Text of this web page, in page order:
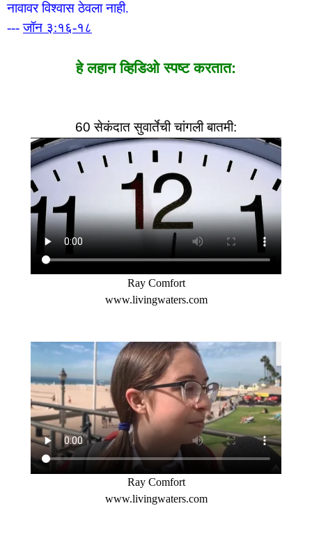
नावावर विश्वास ठेवला नाही.
---जॉन ३:१६-१८
हे लहान व्हिडिओ स्पष्ट करतात:
60 सेकंदात सुवार्तेची चांगली बातमी:
Ray Comfort
www.livingwaters.com
Ray Comfort
www.livingwaters.com